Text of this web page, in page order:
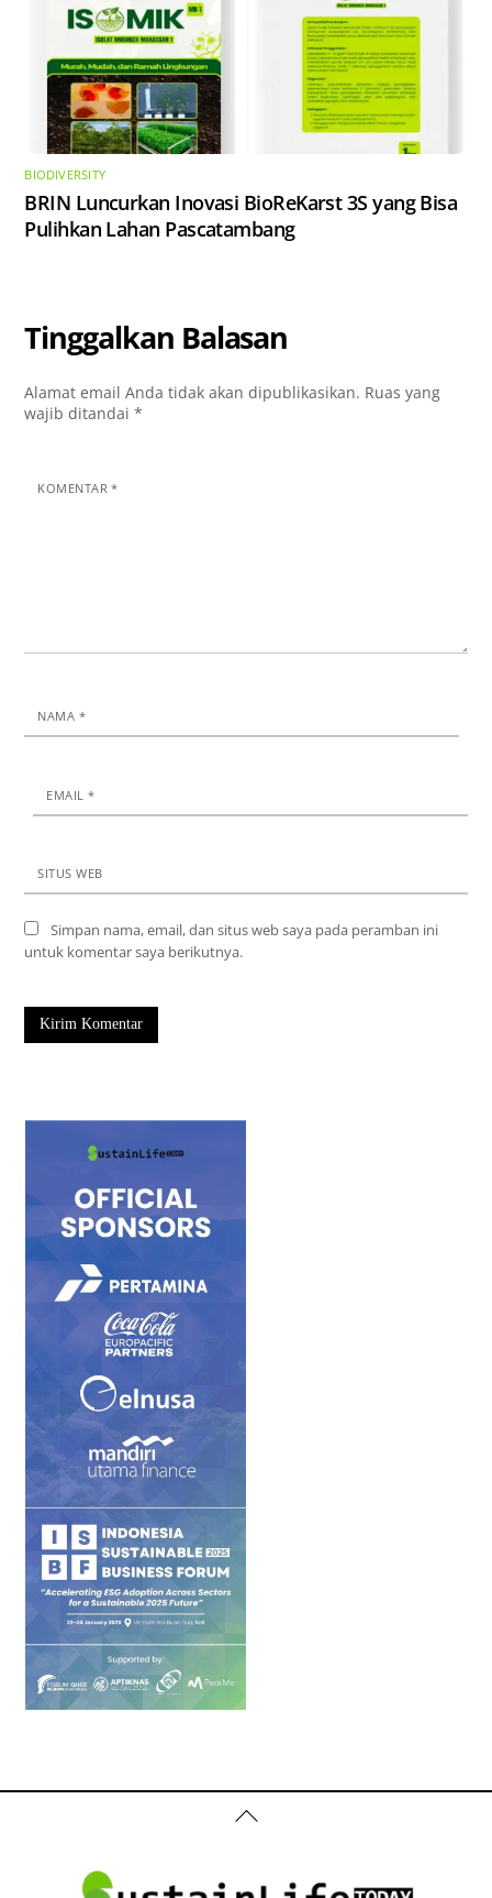
BIODIVERSITY
​BRIN Luncurkan Inovasi BioReKarst 3S yang Bisa
Pulihkan Lahan Pascatambang
Tinggalkan Balasan
Alamat email Anda tidak akan dipublikasikan. Ruas yang
wajib ditandai*
KOMENTAR*
NAMA *
EMAIL*
SITUS WEB
Simpan nama, email, dan situs web saya pada peramban ini
untuk komentar saya berikutnya.
Back
To